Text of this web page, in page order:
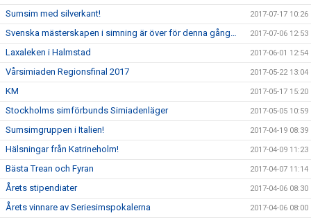
Sumsim med silverkant! 2017-07-17 10:26
Svenska mästerskapen i simning är över för denna gång… 2017-07-06 12:53
Laxaleken i Halmstad 2017-06-01 12:54
Vårsimiaden Regionsfinal 2017 2017-05-22 13:04
KM 2017-05-17 15:20
Stockholms simförbunds Simiadenläger 2017-05-05 10:59
Sumsimgruppen i Italien! 2017-04-19 08:39
Hälsningar från Katrineholm! 2017-04-09 11:23
Bästa Trean och Fyran 2017-04-07 11:14
Årets stipendiater 2017-04-06 08:30
Årets vinnare av Seriesimspokalerna 2017-04-06 08:00